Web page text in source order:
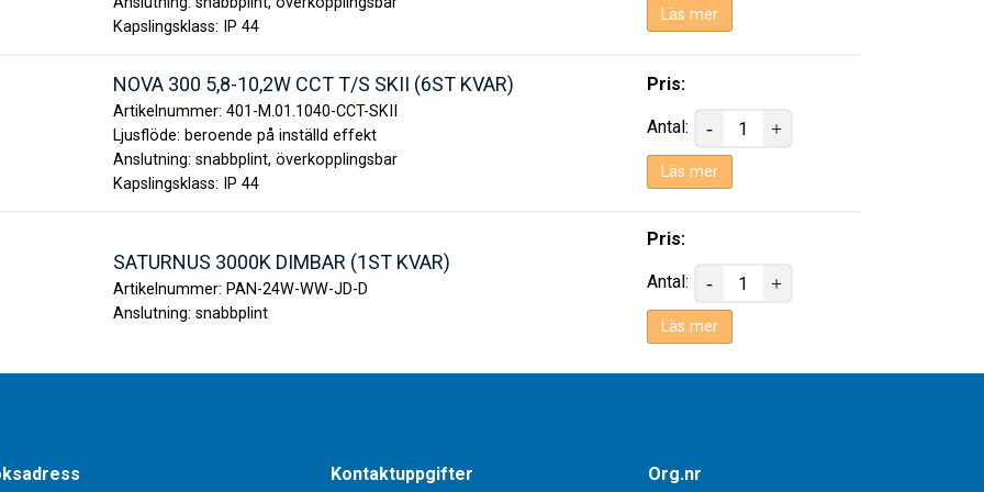
Kapslingsklass:
IP 44
Läs mer
NOVA 300 5,8-10,2W CCT T/S SKII (6ST KVAR)
Artikelnummer: 401-M.01.1040-CCT-SKII
Ljusflöde: beroende på inställd effekt
Anslutning: snabbplint, överkopplingsbar
Kapslingsklass:
IP 44
Pris:
Antal:
Läs mer
SATURNUS 3000K DIMBAR (1ST KVAR)
Artikelnummer: PAN-24W-WW-JD-D
Anslutning: snabbplint
Pris:
Antal:
Läs mer
Kontaktuppgifter Org.nr